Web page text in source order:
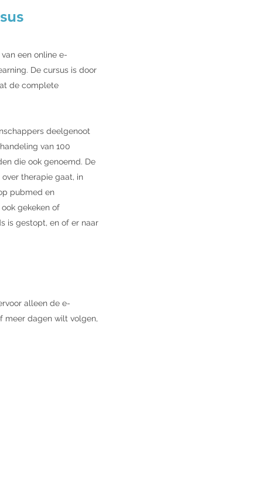
een online e-
De cursus is door
de complete
deelgenoot
van 100
die ook genoemd. De
therapie gaat, in
pubmed en
gekeken of
is gestopt, en of er naar
alleen de e-
meer dagen wilt volgen,